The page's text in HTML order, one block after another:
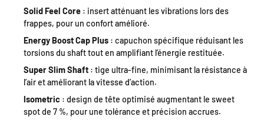
Solid Feel Core : insert atténuant les vibrations lors des
frappes, pour un confort amélioré.
Energy Boost Cap Plus : capuchon spécifique réduisant les
torsions du shaft tout en amplifiant l’énergie restituée.
Super Slim Shaft : tige ultra-fine, minimisant la résistance à
l’air et améliorant la vitesse d’action.
Isometric : design de tête optimisé augmentant le sweet
spot de 7 %, pour une tolérance et précision accrues.